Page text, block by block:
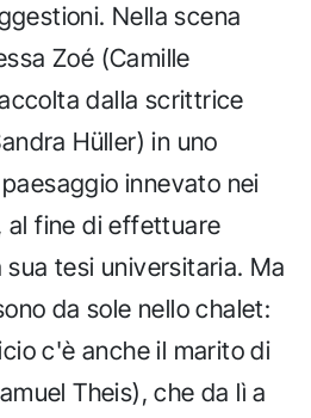
Nella scena
Zoé (Camille
dalla scrittrice
Hüller) in uno
innevato nei
al fine di effettuare
tesi universitaria. Ma
da sole nello chalet:
c'è anche il marito di
Theis), che da lì a